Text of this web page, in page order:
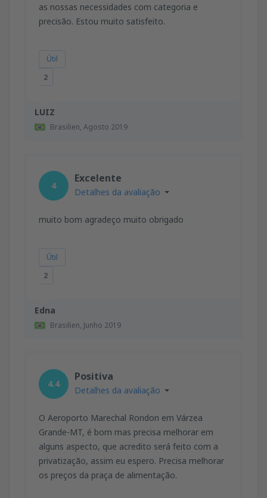
LUIZ
Brasilien, Agosto 2019
as nossas necessidades com categoria e
precisão. Estou muito satisfeito.
Útil
2
Edna
Brasilien, Junho 2019
4
Excelente
Detalhes da avaliação
muito bom agradeço muito obrigado
Útil
2
4.4
Positiva
Detalhes da avaliação
O Aeroporto Marechal Rondon em Várzea
Grande-MT, é bom mas precisa melhorar em
alguns aspecto, que acredito será feito com a
privatização, assim eu espero. Precisa melhorar
os preços da praça de alimentação.